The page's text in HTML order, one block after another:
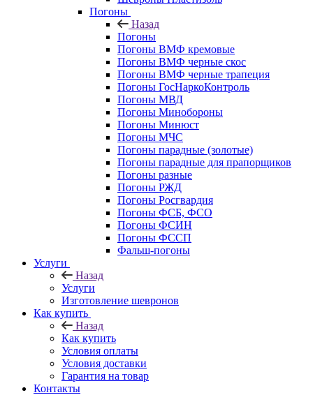
Погоны
Назад
Погоны
Погоны ВМФ кремовые
Погоны ВМФ черные скос
Погоны ВМФ черные трапеция
Погоны ГосНаркоКонтроль
Погоны МВД
Погоны Минобороны
Погоны Минюст
Погоны МЧС
Погоны парадные (золотые)
Погоны парадные для прапорщиков
Погоны разные
Погоны РЖД
Погоны Росгвардия
Погоны ФСБ, ФСО
Погоны ФСИН
Погоны ФССП
Фальш-погоны
Услуги
Назад
Услуги
Изготовление шевронов
Как купить
Назад
Как купить
Условия оплаты
Условия доставки
Гарантия на товар
Контакты